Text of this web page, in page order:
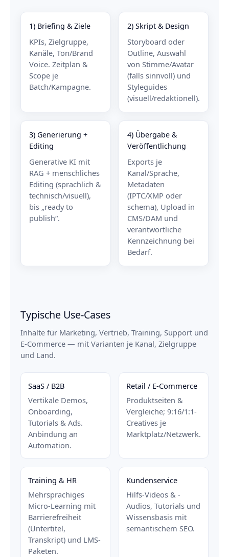
1) Briefing & Ziele
KPIs, Zielgruppe,
Kanäle, Ton/Brand
Voice. Zeitplan &
Scope je
Batch/Kampagne.
2) Skript & Design
Storyboard oder
Outline, Auswahl
von Stimme/Avatar
(falls sinnvoll) und
Styleguides
(visuell/redaktionell).
3) Generierung +
Editing
Generative KI mit
RAG + menschliches
Editing (sprachlich &
technisch/visuell),
bis „ready to
publish“.
4) Übergabe &
Veröffentlichung
Exports je
Kanal/Sprache,
Metadaten
(IPTC/XMP oder
schema), Upload in
CMS/DAM und
verantwortliche
Kennzeichnung bei
Bedarf.
Typische Use-Cases
Inhalte für Marketing, Vertrieb, Training, Support und
E-Commerce — mit Varianten je Kanal, Zielgruppe
und Land.
SaaS / B2B
Vertikale Demos,
Onboarding,
Tutorials & Ads.
Anbindung an
Automation.
Retail / E-Commerce
Produktseiten &
Vergleiche; 9:16/1:1-
Creatives je
Marktplatz/Netzwerk.
Training & HR
Mehrsprachiges
Micro-Learning mit
Barrierefreiheit
(Untertitel,
Transkript) und LMS-
Paketen.
Kundenservice
Hilfs-Videos & -
Audios, Tutorials und
Wissensbasis mit
semantischem SEO.